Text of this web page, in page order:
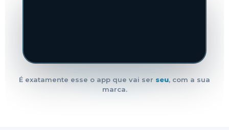
É exatamente esse o app que vai ser seu, com a sua
marca.